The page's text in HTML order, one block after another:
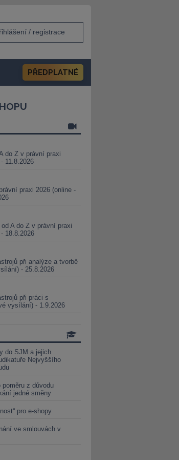
/ registrace
PŘEDPLATNÉ
do Z v právní praxi
11.8.2026
praxi 2026 (online -
od A do Z v právní praxi
18.8.2026
při analýze a tvorbě
- 25.8.2026
při práci s
vysílání) - 1.9.2026
do SJM a jejich
Nejvyššího
z důvodu
jedné směny
pro e-shopy
ve smlouvách v